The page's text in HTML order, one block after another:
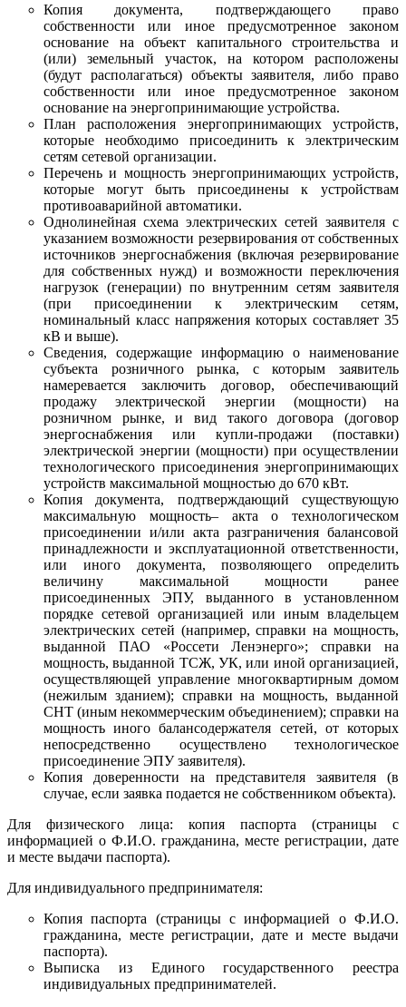
Копия документа, подтверждающего право
собственности или иное предусмотренное законом
основание на объект капитального строительства и
(или) земельный участок, на котором расположены
(будут располагаться) объекты заявителя, либо право
собственности или иное предусмотренное законом
основание на энергопринимающие устройства.
План расположения энергопринимающих устройств,
которые необходимо присоединить к электрическим
сетям сетевой организации.
Перечень и мощность энергопринимающих устройств,
которые могут быть присоединены к устройствам
противоаварийной автоматики.
Однолинейная схема электрических сетей заявителя с
указанием возможности резервирования от собственных
источников энергоснабжения (включая резервирование
для собственных нужд) и возможности переключения
нагрузок (генерации) по внутренним сетям заявителя
(при присоединении к электрическим сетям,
номинальный класс напряжения которых составляет 35
кВ и выше).
Сведения, содержащие информацию о наименование
субъекта розничного рынка, с которым заявитель
намеревается заключить договор, обеспечивающий
продажу электрической энергии (мощности) на
розничном рынке, и вид такого договора (договор
энергоснабжения или купли-продажи (поставки)
электрической энергии (мощности) при осуществлении
технологического присоединения энергопринимающих
устройств максимальной мощностью до 670 кВт.
Копия документа, подтверждающий существующую
максимальную мощность– акта о технологическом
присоединении и/или акта разграничения балансовой
принадлежности и эксплуатационной ответственности,
или иного документа, позволяющего определить
величину максимальной мощности ранее
присоединенных ЭПУ, выданного в установленном
порядке сетевой организацией или иным владельцем
электрических сетей (например, справки на мощность,
выданной ПАО «Россети Ленэнерго»; справки на
мощность, выданной ТСЖ, УК, или иной организацией,
осуществляющей управление многоквартирным домом
(нежилым зданием); справки на мощность, выданной
СНТ (иным некоммерческим объединением); справки на
мощность иного балансодержателя сетей, от которых
непосредственно осуществлено технологическое
присоединение ЭПУ заявителя).
Копия доверенности на представителя заявителя (в
случае, если заявка подается не собственником объекта).
Для физического лица: копия паспорта (страницы с
информацией о Ф.И.О. гражданина, месте регистрации, дате
и месте выдачи паспорта).
Для индивидуального предпринимателя:
Копия паспорта (страницы с информацией о Ф.И.О.
гражданина, месте регистрации, дате и месте выдачи
паспорта).
Выписка из Единого государственного реестра
индивидуальных предпринимателей.